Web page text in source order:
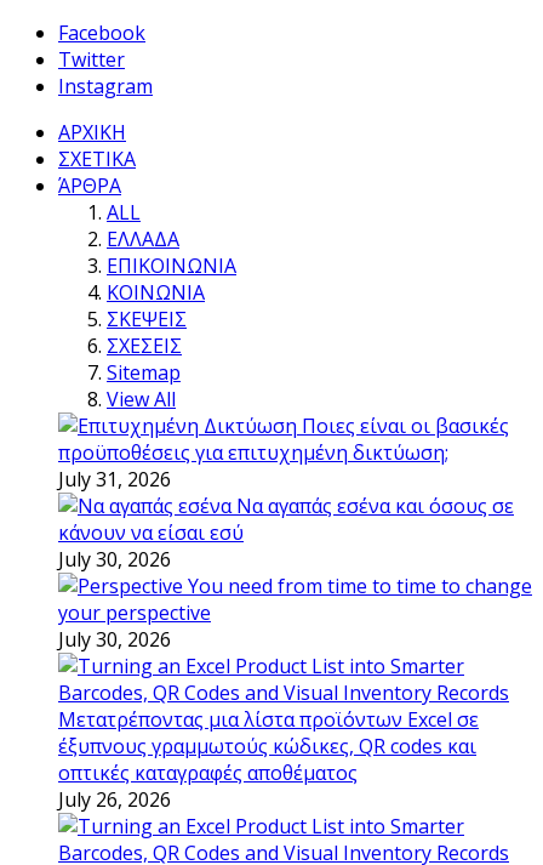
Facebook
Twitter
Instagram
ΑΡΧΙΚΗ
ΣΧΕΤΙΚΑ
ΆΡΘΡΑ
ALL
ΕΛΛΑΔΑ
ΕΠΙΚΟΙΝΩΝΙΑ
ΚΟΙΝΩΝΙΑ
ΣΚΕΨΕΙΣ
ΣΧΕΣΕΙΣ
Sitemap
View All
Ποιες είναι οι βασικές
προϋποθέσεις για επιτυχημένη δικτύωση;
July 31, 2026
Να αγαπάς εσένα και όσους σε
κάνουν να είσαι εσύ
July 30, 2026
You need from time to time to change
your perspective
July 30, 2026
Μετατρέποντας μια λίστα προϊόντων Excel σε
έξυπνους γραμμωτούς κώδικες, QR codes και
οπτικές καταγραφές αποθέματος
July 26, 2026